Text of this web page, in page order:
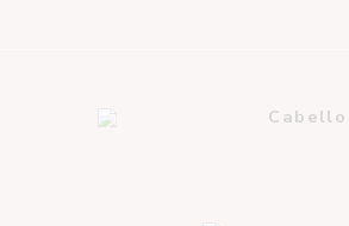
Cabello